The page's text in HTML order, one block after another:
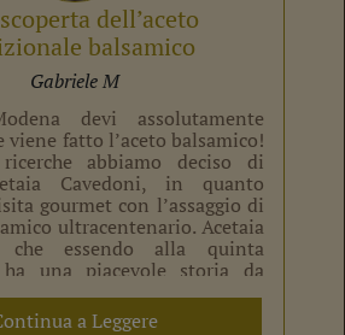
dell’aceto
balsamico
Gabriele M
devi assolutamente
viene fatto l’aceto balsamico!
abbiamo deciso di
Cavedoni, in quanto
gourmet con l’assaggio di
ultracentenario. Acetaia
essendo alla quinta
ha una piacevole storia da
da assaggiare.
di Prodotti tipici […]
a Leggere